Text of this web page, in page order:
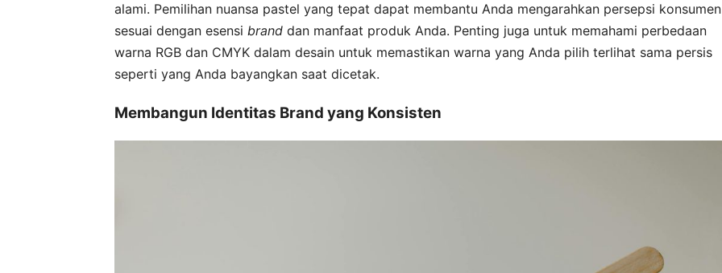
alami. Pemilihan nuansa pastel yang tepat dapat membantu Anda mengarahkan persepsi konsumen
sesuai dengan esensi brand dan manfaat produk Anda. Penting juga untuk memahami perbedaan
warna RGB dan CMYK dalam desain untuk memastikan warna yang Anda pilih terlihat sama persis
seperti yang Anda bayangkan saat dicetak.
Membangun Identitas Brand yang Konsisten